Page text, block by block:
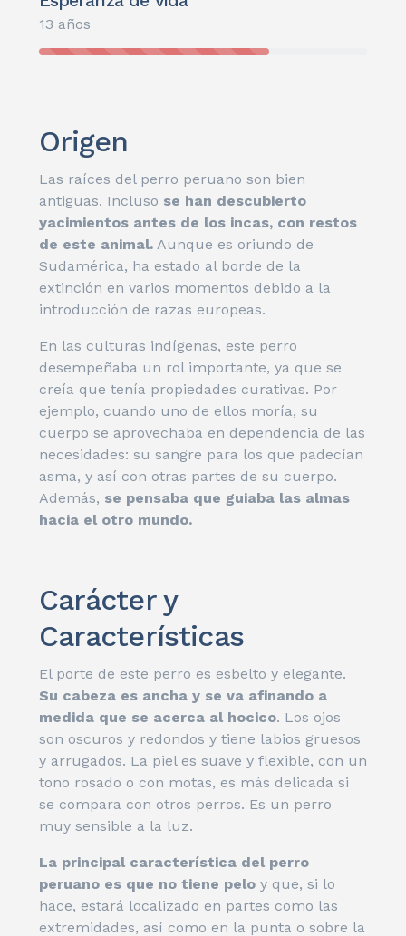
13 años
Origen
Las raíces del perro peruano son bien
antiguas. Incluso se han descubierto
yacimientos antes de los incas, con restos
de este animal.Aunque es oriundo de
Sudamérica, ha estado al borde de la
extinción en varios momentos debido a la
introducción de razas europeas.
En las culturas indígenas, este perro
desempeñaba un rol importante, ya que se
creía que tenía propiedades curativas. Por
ejemplo, cuando uno de ellos moría, su
cuerpo se aprovechaba en dependencia de las
necesidades: su sangre para los que padecían
asma, y así con otras partes de su cuerpo.
Además, se pensaba que guiaba las almas
hacia el otro mundo.
Carácter y
Características
El porte de este perro es esbelto y elegante.
Su cabeza es ancha y se va afinando a
medida que se acerca al hocico. Los ojos
son oscuros y redondos y tiene labios gruesos
y arrugados. La piel es suave y flexible, con un
tono rosado o con motas, es más delicada si
se compara con otros perros. Es un perro
muy sensible a la luz.
La principal característica del perro
peruano es que no tiene peloy que, si lo
hace, estará localizado en partes como las
extremidades, así como en la punta o sobre la